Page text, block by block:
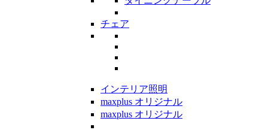
チェア
インテリア照明
maxplus オリジナル
maxplus オリジナル